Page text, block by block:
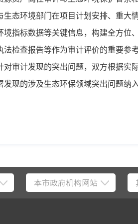
态环境部门在项目计划安排、重大
指标数据等关键信息，构建全方位
检查报告等作为审计评价的重要参
审计发现的突出问题，双方根据实
现的涉及生态环保领域突出问题纳
本市政府机构网站